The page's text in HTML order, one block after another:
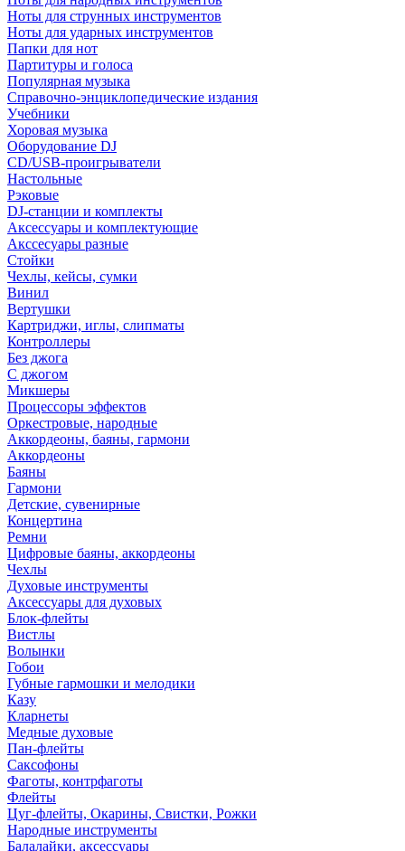
Ноты для струнных инструментов
Ноты для ударных инструментов
Папки для нот
Партитуры и голоса
Популярная музыка
Справочно-энциклопедические издания
Учебники
Хоровая музыка
Оборудование DJ
CD/USB-проигрыватели
Настольные
Рэковые
DJ-станции и комплекты
Аксессуары и комплектующие
Акссесуары разные
Стойки
Чехлы, кейсы, сумки
Винил
Вертушки
Картриджи, иглы, слипматы
Контроллеры
Без джога
С джогом
Микшеры
Процессоры эффектов
Оркестровые, народные
Аккордеоны, баяны, гармони
Аккордеоны
Баяны
Гармони
Детские, сувенирные
Концертина
Ремни
Цифровые баяны, аккордеоны
Чехлы
Духовые инструменты
Аксессуары для духовых
Блок-флейты
Вистлы
Волынки
Гобои
Губные гармошки и мелодики
Казу
Кларнеты
Медные духовые
Пан-флейты
Саксофоны
Фаготы, контрфаготы
Флейты
Цуг-флейты, Окарины, Свистки, Рожки
Народные инструменты
Балалайки, аксессуары